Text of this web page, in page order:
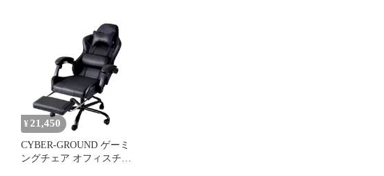
¥ 21,450
CYBER-GROUND ゲーミ
ングチェア オフィスチェ